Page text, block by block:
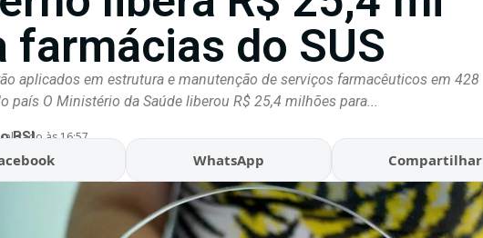
farmácias do SUS
aplicados em estrutura e manutenção de serviços farmacêuticos em 428
país O Ministério da Saúde liberou R$ 25,4 milhões para...
BSL às 16:57
WhatsApp Compartilhar